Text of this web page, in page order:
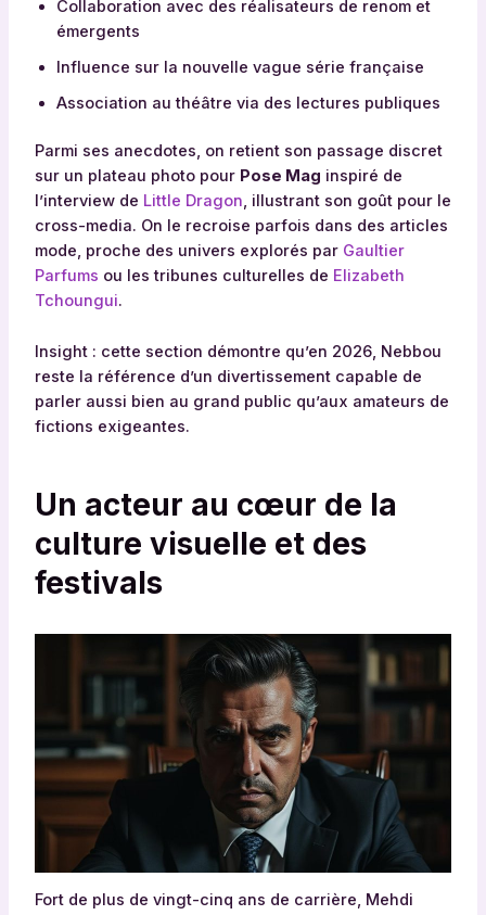
Collaboration avec des réalisateurs de renom et
émergents
Influence sur la nouvelle vague série française
Association au théâtre via des lectures publiques
Parmi ses anecdotes, on retient son passage discret
sur un plateau photo pour Pose Mag inspiré de
l’interview de Little Dragon, illustrant son goût pour le
cross-media. On le recroise parfois dans des articles
mode, proche des univers explorés par Gaultier
Parfums ou les tribunes culturelles de Elizabeth
Tchoungui.
Insight : cette section démontre qu’en 2026, Nebbou
reste la référence d’un divertissement capable de
parler aussi bien au grand public qu’aux amateurs de
fictions exigeantes.
Un acteur au cœur de la
culture visuelle et des
festivals
Fort de plus de vingt-cinq ans de carrière, Mehdi